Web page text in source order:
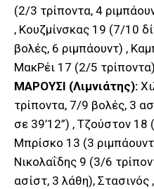
(2/3 τρίποντα, 4
, Κουζμίνσκας 19 (7/10
βολές, 6 ριμπάουντ) ,
ΜακΡέι 17 (2/5
ΜΑΡΟΥΣΙ (Λιμνιάτης):
τρίποντα, 7/9 βολές, 3
σε 39’12”) , Τζούστον 18
Μπρίσκο 13 (3
Νικολαΐδης 9 (3/6
ασίστ, 3 λάθη),